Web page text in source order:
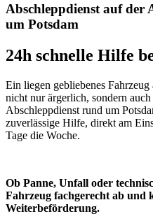
Abschleppdienst auf
um Potsdam
24h schnelle Hilfe
Ein liegen gebliebenes
nicht nur ärgerlich, sondern
Abschleppdienst rund um
zuverlässige Hilfe, direkt am
Tage die Woche.
Ob Panne, Unfall oder
Fahrzeug fachgerecht ab und
Weiterbeförderung.